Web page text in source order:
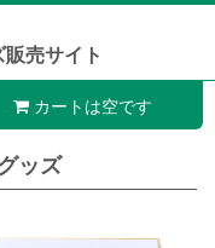
売サイト
カートは空です
ッズ